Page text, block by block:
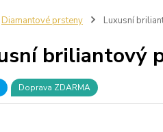
Diamantové prsteny Luxusní
briliantový
Doprava ZDARMA